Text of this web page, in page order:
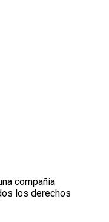
compañía
los derechos